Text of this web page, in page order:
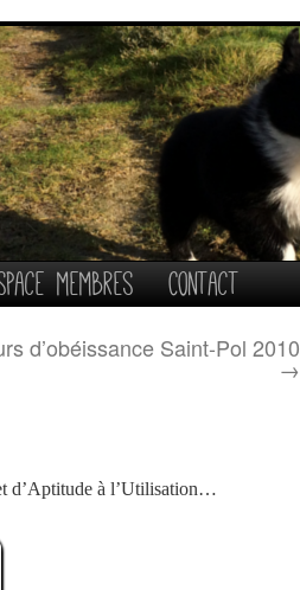
membres Contact
d’obéissance Saint-Pol 2010
→
d’Aptitude à l’Utilisation…